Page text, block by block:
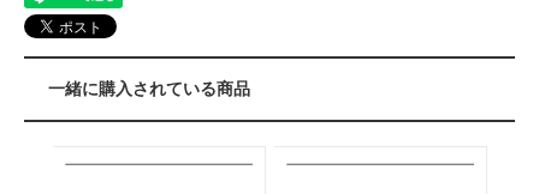
一緒に購入されている商品